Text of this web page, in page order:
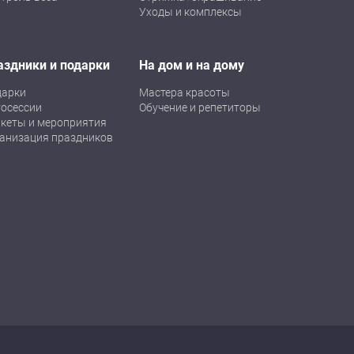
Уходы и комплексы
и подарки
и мероприятия
праздников
На дом и на дому
Мастера красоты
Обучение и репетиторы